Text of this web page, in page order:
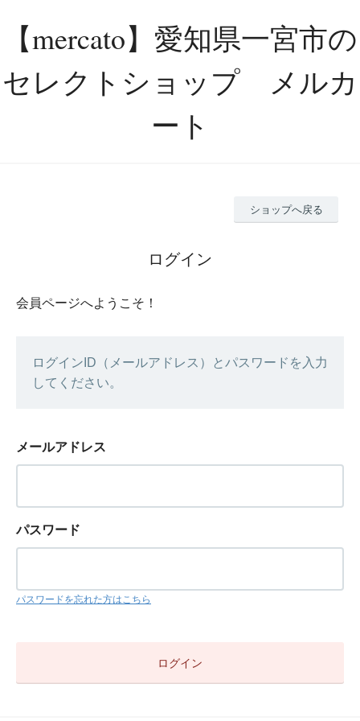
【mercato】愛知県一宮市の
セレクトショップ メルカ
ート
ショップへ戻る
ログイン
会員ページへようこそ！
ログインID（メールアドレス）とパスワードを入力
してください。
メールアドレス
パスワード
パスワードを忘れた方はこちら